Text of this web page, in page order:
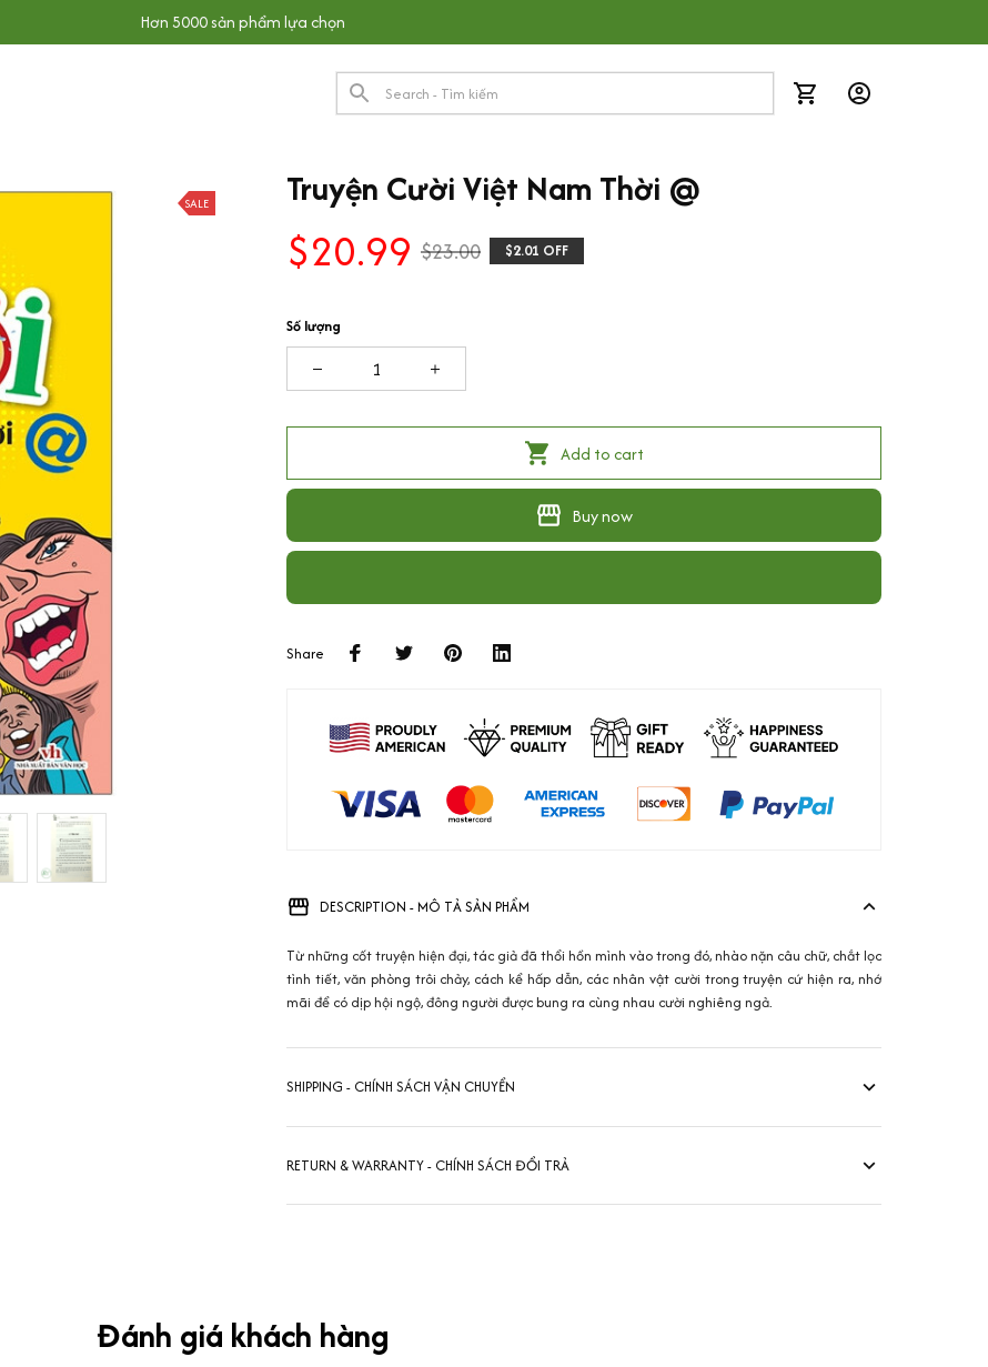
Hơn 5000 sản phẩm lựa chọn
SALE Truyện Cười Việt Nam Thời @
$20.99 $23.00 $2.01 OFF
Số lượng
Add to cart
Buy now
Share
DESCRIPTION - MÔ TẢ SẢN PHẨM
Từ những cốt truyện hiện đại, tác giả đã thổi hồn mình vào trong đó, nhào nặn câu chữ, chắt lọc
tình tiết, văn phòng trôi chảy, cách kể hấp dẫn, các nhân vật cười trong truyện cứ hiện ra, nhớ
mãi để có dịp hội ngộ, đông người được bung ra cùng nhau cười nghiêng ngả.
SHIPPING - CHÍNH SÁCH VẬN CHUYỂN
RETURN & WARRANTY - CHÍNH SÁCH ĐỔI TRẢ
Đánh giá khách hàng